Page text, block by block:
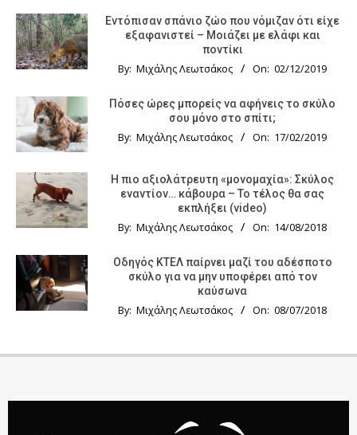
Εντόπισαν σπάνιο ζώο που νόμιζαν ότι είχε
εξαφανιστεί – Μοιάζει με ελάφι και
ποντίκι
By: Μιχάλης Λεωτσάκος On: 02/12/2019
Πόσες ώρες μπορείς να αφήνεις το σκύλο
σου μόνο στο σπίτι;
By: Μιχάλης Λεωτσάκος On: 17/02/2019
Η πιο αξιολάτρευτη «μονομαχία»: Σκύλος
εναντίον… κάβουρα – Το τέλος θα σας
εκπλήξει (video)
By: Μιχάλης Λεωτσάκος On: 14/08/2018
Οδηγός KTΕΛ παίρνει μαζί του αδέσποτο
σκύλο για να μην υποφέρει από τον
καύσωνα
By: Μιχάλης Λεωτσάκος On: 08/07/2018